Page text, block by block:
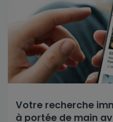
Votre recherche
à portée de main